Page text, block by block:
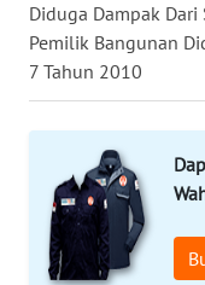
Diduga Dampak Dari
Pemilik Bangunan
7 Tahun 2010
WN
SIMALUNGUN
WN
LABUHANBATU
WN
TAPANULI
TENGAH